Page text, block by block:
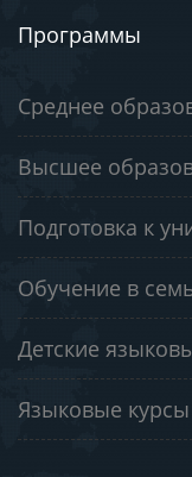
Программы
Среднее
Высшее
Подготовка к
Обучение в
Детские
Языковые